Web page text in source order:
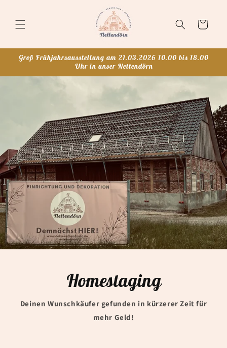
Inhalt
Warenkorb
Groß Frühjahrsausstellung am 21.03.2026 10.00 bis 18.00
Uhr in unser Nettendörn
Homestaging
Deinen Wunschkäufer gefunden in kürzerer Zeit für
mehr Geld!